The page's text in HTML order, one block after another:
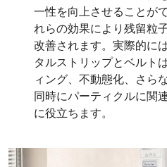
一性を向上させることが
れらの効果により残留粒
改善されます。実際的に
タルストリップとベルト
ィング、不動態化、さら
同時にパーティクルに関
に役立ちます。